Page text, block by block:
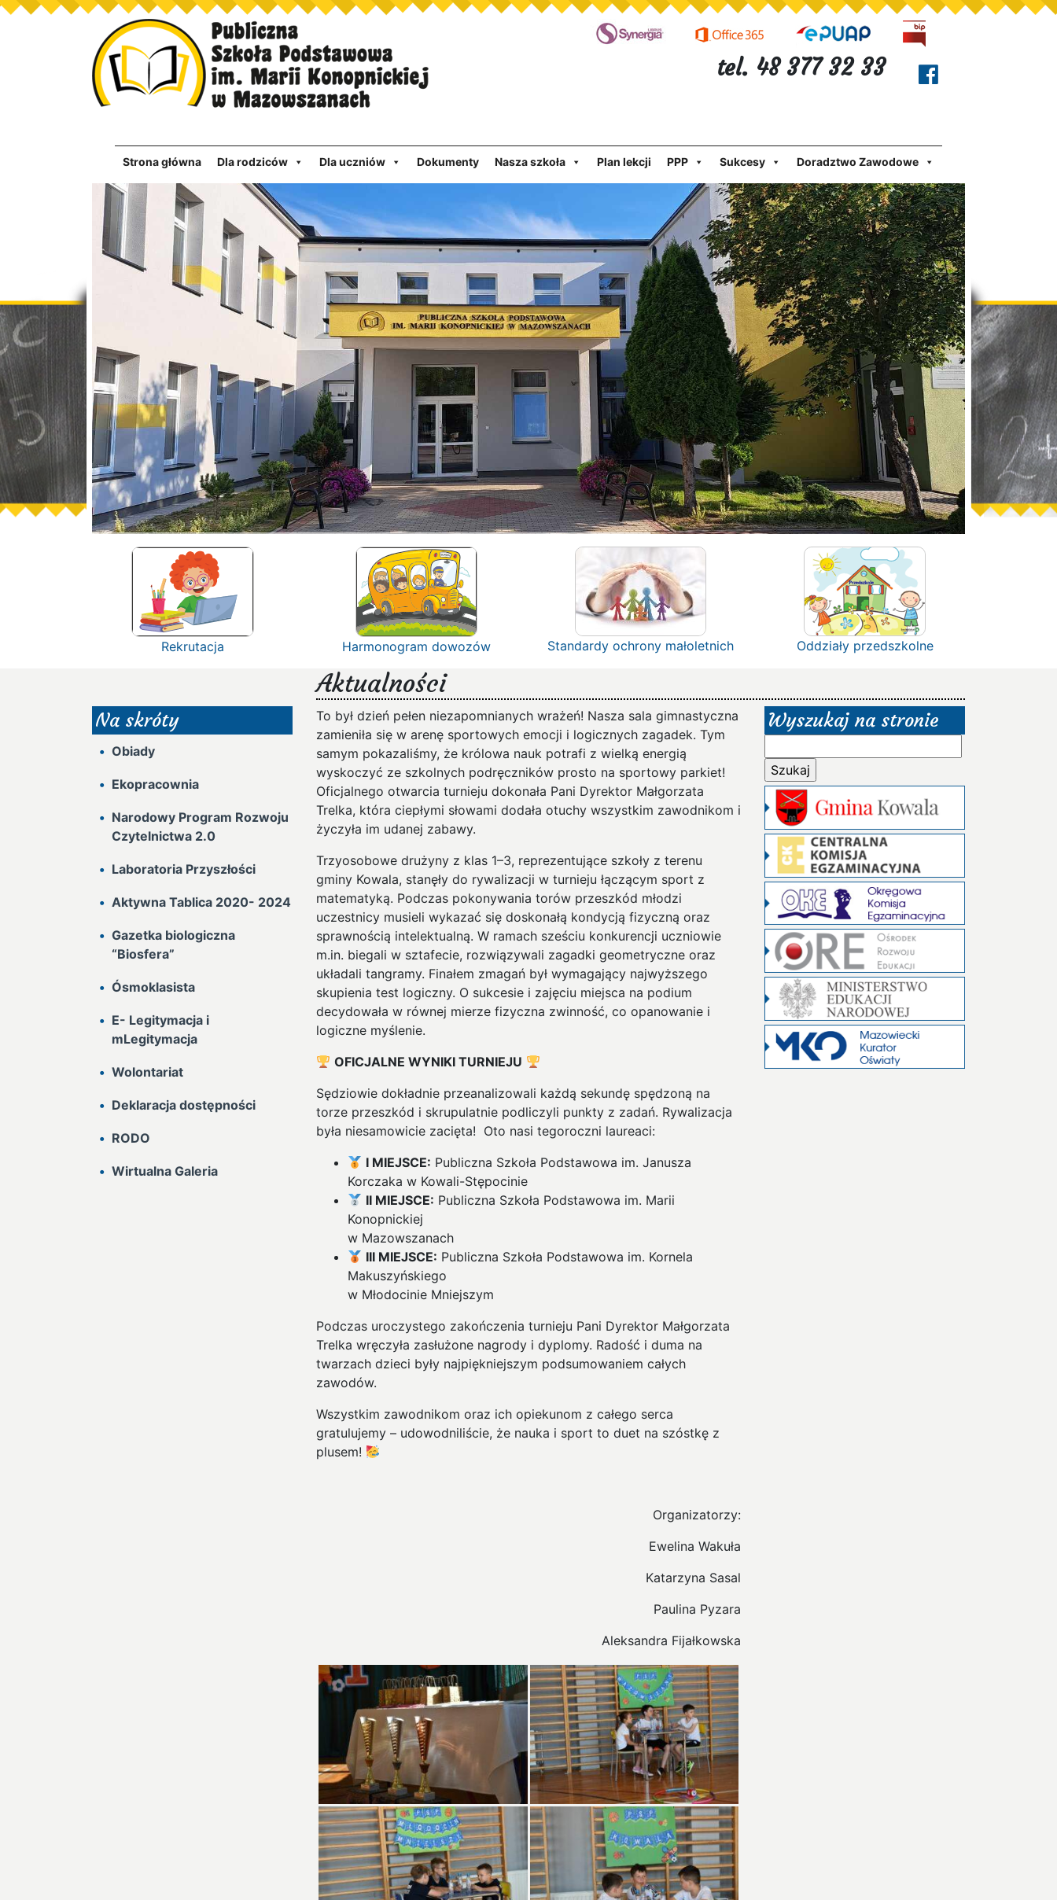
tel. 48 377 32 33
Strona główna Dla rodziców Dla uczniów Dokumenty Nasza szkoła Plan lekcji PPP Sukcesy Doradztwo Zawodowe
Rekrutacja Harmonogram dowozów Standardy ochrony małoletnich Oddziały przedszkolne
Aktualności
Na skróty
Obiady
Ekopracownia
Narodowy Program Rozwoju
Czytelnictwa 2.0
Laboratoria Przyszłości
Aktywna Tablica 2020- 2024
Gazetka biologiczna
“Biosfera”
Ósmoklasista
E- Legitymacja i
mLegitymacja
Wolontariat
Deklaracja dostępności
RODO
Wirtualna Galeria
To był dzień pełen niezapomnianych wrażeń! Nasza sala gimnastyczna
zamieniła się w arenę sportowych emocji i logicznych zagadek. Tym
samym pokazaliśmy, że królowa nauk potrafi z wielką energią
wyskoczyć ze szkolnych podręczników prosto na sportowy parkiet!
Oficjalnego otwarcia turnieju dokonała Pani Dyrektor Małgorzata
Trelka, która ciepłymi słowami dodała otuchy wszystkim zawodnikom i
życzyła im udanej zabawy.
Trzyosobowe drużyny z klas 1–3, reprezentujące szkoły z terenu
gminy Kowala, stanęły do rywalizacji w turnieju łączącym sport z
matematyką. Podczas pokonywania torów przeszkód młodzi
uczestnicy musieli wykazać się doskonałą kondycją fizyczną oraz
sprawnością intelektualną. W ramach sześciu konkurencji uczniowie
m.in. biegali w sztafecie, rozwiązywali zagadki geometryczne oraz
układali tangramy. Finałem zmagań był wymagający najwyższego
skupienia test logiczny. O sukcesie i zajęciu miejsca na podium
decydowała w równej mierze fizyczna zwinność, co opanowanie i
logiczne myślenie.
OFICJALNE WYNIKI TURNIEJU
Sędziowie dokładnie przeanalizowali każdą sekundę spędzoną na
torze przeszkód i skrupulatnie podliczyli punkty z zadań. Rywalizacja
była niesamowicie zacięta! Oto nasi tegoroczni laureaci:
I MIEJSCE: Publiczna Szkoła Podstawowa im. Janusza
Korczaka w Kowali-Stępocinie
II MIEJSCE: Publiczna Szkoła Podstawowa im. Marii
Konopnickiej
w Mazowszanach
III MIEJSCE: Publiczna Szkoła Podstawowa im. Kornela
Makuszyńskiego
w Młodocinie Mniejszym
Podczas uroczystego zakończenia turnieju Pani Dyrektor Małgorzata
Trelka wręczyła zasłużone nagrody i dyplomy. Radość i duma na
twarzach dzieci były najpiękniejszym podsumowaniem całych
zawodów.
Wszystkim zawodnikom oraz ich opiekunom z całego serca
gratulujemy – udowodniliście, że nauka i sport to duet na szóstkę z
plusem!
Organizatorzy:
Ewelina Wakuła
Katarzyna Sasal
Paulina Pyzara
Aleksandra Fijałkowska
Wyszukaj na stronie